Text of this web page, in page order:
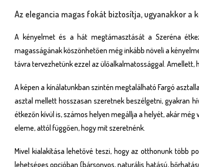
Az elegancia magas fokát biztosítja, ugyanakkor a
A kényelmet és a hát megtámasztását a Szeréna
magasságának köszönhetően még inkább növeli a
távra tervezhetünk ezzel az ülőalkalmatossággal. Amellett,
A képen a kínálatunkban szintén megtalálható Fargó
asztal mellett hosszasan szeretnek beszélgetni, gyakran
étkezőn kívül is, számos helyen megállja a helyét, akár
eleme, attól függően, hogy mit szeretnénk.
Mivel kialakítása lehetővé teszi, hogy az otthonunk több
lehetséges opcióban (bársonyos, naturális hatású,